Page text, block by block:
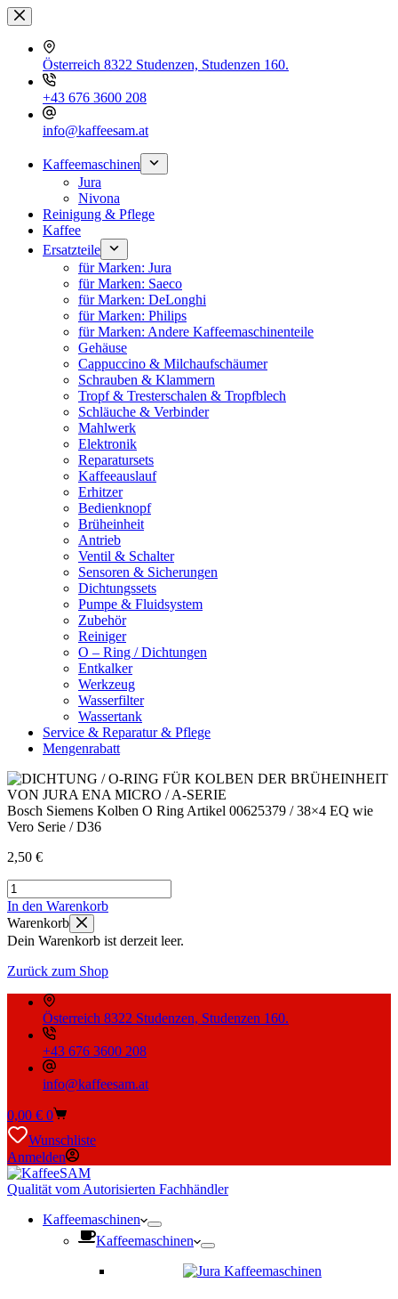
Zum
Inhalt
springen
Österreich 8322 Studenzen, Studenzen 160.
+43 676 3600 208
info@kaffeesam.at
Kaffeemaschinen
Jura
Nivona
Reinigung & Pflege
Kaffee
Ersatzteile
für Marken: Jura
für Marken: Saeco
für Marken: DeLonghi
für Marken: Philips
für Marken: Andere Kaffeemaschinenteile
Gehäuse
Cappuccino & Milchaufschäumer
Schrauben & Klammern
Tropf & Tresterschalen & Tropfblech
Schläuche & Verbinder
Mahlwerk
Elektronik
Reparatursets
Kaffeeauslauf
Erhitzer
Bedienknopf
Brüheinheit
Antrieb
Ventil & Schalter
Sensoren & Sicherungen
Dichtungssets
Pumpe & Fluidsystem
Zubehör
Reiniger
O – Ring / Dichtungen
Entkalker
Werkzeug
Wasserfilter
Wassertank
Service & Reparatur & Pflege
Mengenrabatt
Bosch Siemens Kolben O Ring Artikel 00625379 / 38×4 EQ wie
Vero Serie / D36
2,50 €
Bosch
Siemens
Kolben
O
Ring
Artikel
00625379
/
D36
Menge
In den Warenkorb
Warenkorb
Dein Warenkorb ist derzeit leer.
Zurück zum Shop
Österreich 8322 Studenzen, Studenzen 160.
+43 676 3600 208
info@kaffeesam.at
Warenkorb
0,00 € 0
Wunschliste
Anmelden
Qualität vom Autorisierten Fachhändler
Kaffeemaschinen
Kaffeemaschinen